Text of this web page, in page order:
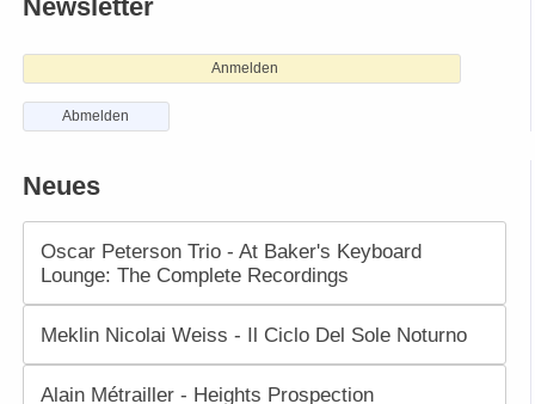
Newsletter
Anmelden
Abmelden
Neues
Oscar Peterson Trio - At Baker's Keyboard
Lounge: The Complete Recordings
Meklin Nicolai Weiss - Il Ciclo Del Sole Noturno
Alain Métrailler - Heights Prospection